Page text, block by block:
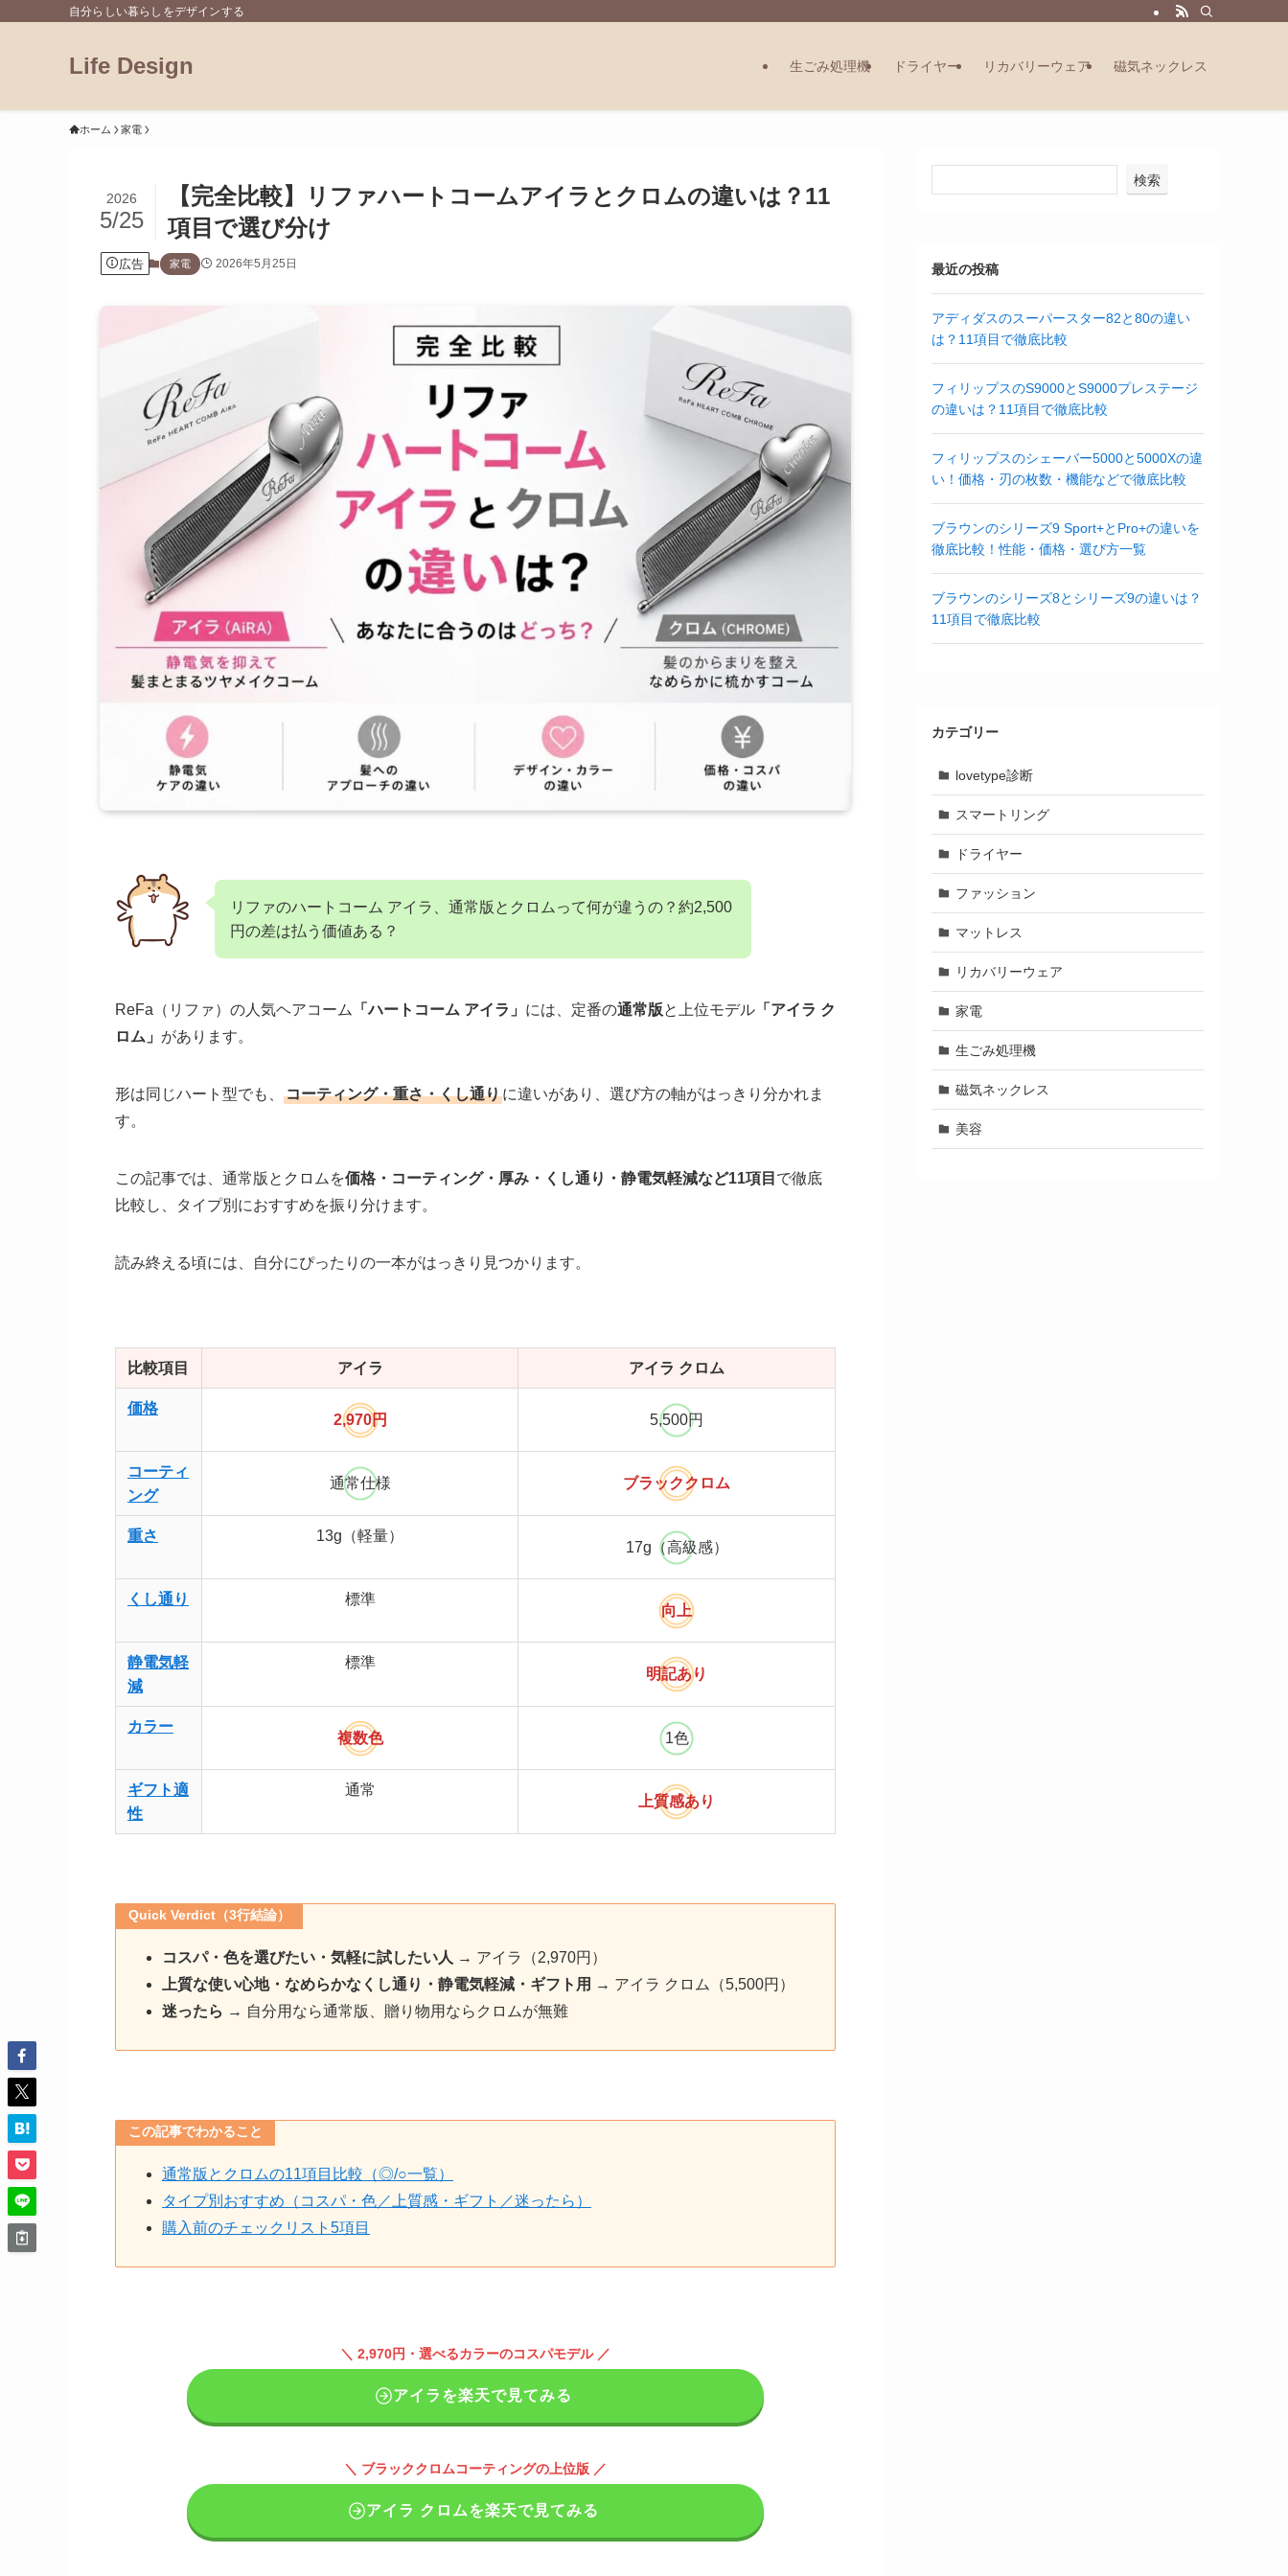
自分らしい暮らしをデザインする
Life Design 生ごみ処理機 ドライヤー リカバリーウェア 磁気ネックレス
ホーム 家電
【完全比較】リファハートコームアイラとクロムの違いは？11
項目で選び分け
2026
5/25
広告 家電 2026年5月25日
リファのハートコーム アイラ、通常版とクロムって何が違うの？約2,500
円の差は払う価値ある？
ReFa（リファ）の人気ヘアコーム 「ハートコーム アイラ」 には、定番の通常版と上位モデル 「アイラ ク
ロム」 があります。
形は同じハート型でも、 コーティング・重さ・くし通りに違いがあり、選び方の軸がはっきり分かれま
す。
この記事では、通常版とクロムを価格・コーティング・厚み・くし通り・静電気軽減など11項目 で徹底
比較し、タイプ別におすすめを振り分けます。
読み終える頃には、自分にぴったりの一本がはっきり見つかります。
比較項目 アイラ アイラ クロム
価格
2,970円 5,500円
コーティ
ング
通常仕様 ブラッククロム
重さ 13g（軽量）
17g（高級感）
くし通り 標準
向上
静電気軽
減
標準
明記あり
カラー
複数色 1色
ギフト適
性
通常
上質感あり
Quick Verdict（3行結論）
コスパ・色を選びたい・気軽に試したい人 → アイラ（2,970円）
上質な使い心地・なめらかなくし通り・静電気軽減・ギフト用 → アイラ クロム（5,500円）
迷ったら → 自分用なら通常版、贈り物用ならクロムが無難
この記事でわかること
通常版とクロムの11項目比較（◎/○一覧）
タイプ別おすすめ（コスパ・色／上質感・ギフト／迷ったら）
購入前のチェックリスト5項目
＼ 2,970円・選べるカラーのコスパモデル ／
アイラを楽天で見てみる
＼ ブラッククロムコーティングの上位版 ／
アイラ クロムを楽天で見てみる
検索
最近の投稿
アディダスのスーパースター82と80の違い
は？11項目で徹底比較
フィリップスのS9000とS9000プレステージ
の違いは？11項目で徹底比較
フィリップスのシェーバー5000と5000Xの違
い！価格・刃の枚数・機能などで徹底比較
ブラウンのシリーズ9 Sport+とPro+の違いを
徹底比較！性能・価格・選び方一覧
ブラウンのシリーズ8とシリーズ9の違いは？
11項目で徹底比較
カテゴリー
lovetype診断
スマートリング
ドライヤー
ファッション
マットレス
リカバリーウェア
家電
生ごみ処理機
磁気ネックレス
美容